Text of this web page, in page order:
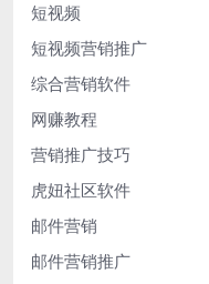
短视频
短视频营销推广
综合营销软件
网赚教程
营销推广技巧
虎妞社区软件
邮件营销
邮件营销推广